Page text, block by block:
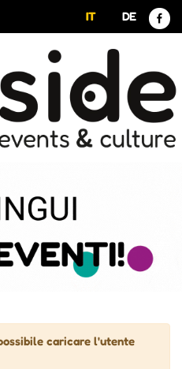
IT DE
caricare l'utente